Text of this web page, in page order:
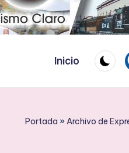
Inicio
Portada »Archivo de